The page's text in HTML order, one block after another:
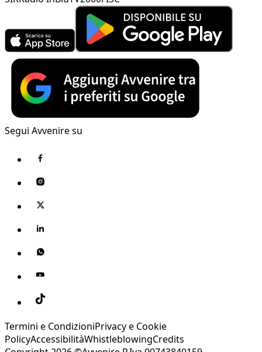
Segui Avvenire su
Termini e CondizioniPrivacy e Cookie
PolicyAccessibilitàWhistleblowingCredits